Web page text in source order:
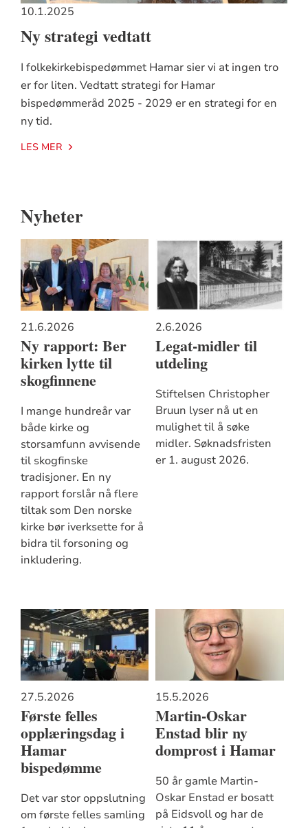
10.1.2025
Ny strategi vedtatt
I folkekirkebispedømmet Hamar sier vi at ingen tro
er for liten. Vedtatt strategi for Hamar
bispedømmeråd 2025 - 2029 er en strategi for en
ny tid.
LES MER
Nyheter
21.6.2026
Ny rapport: Ber
kirken lytte til
skogfinnene
I mange hundreår var
både kirke og
storsamfunn avvisende
til skogfinske
tradisjoner. En ny
rapport forslår nå flere
tiltak som Den norske
kirke bør iverksette for å
bidra til forsoning og
inkludering.
2.6.2026
Legat-midler til
utdeling
Stiftelsen Christopher
Bruun lyser nå ut en
mulighet til å søke
midler. Søknadsfristen
er 1. august 2026.
27.5.2026
Første felles
opplæringsdag i
Hamar
bispedømme
Det var stor oppslutning
om første felles samling
15.5.2026
Martin-Oskar
Enstad blir ny
domprost i Hamar
50 år gamle Martin-
Oskar Enstad er bosatt
på Eidsvoll og har de